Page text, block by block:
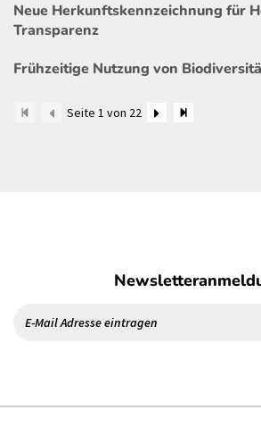
Neue Herkunftskennzeichnung für
Transparenz
Frühzeitige Nutzung von
Seite 1 von 22